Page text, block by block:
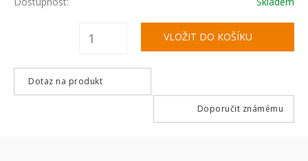
Dotaz na produkt
Doporučit známému